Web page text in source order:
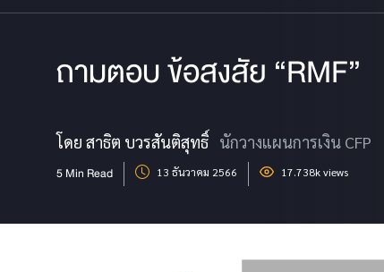
ถามตอบ ข้อสงสัย “RMF”
โดย สาธิต บวรสันติสุทธิ์ นักวางแผนการเงิน CFP
5 Min Read 13 ธันวาคม 2566 17.738k views